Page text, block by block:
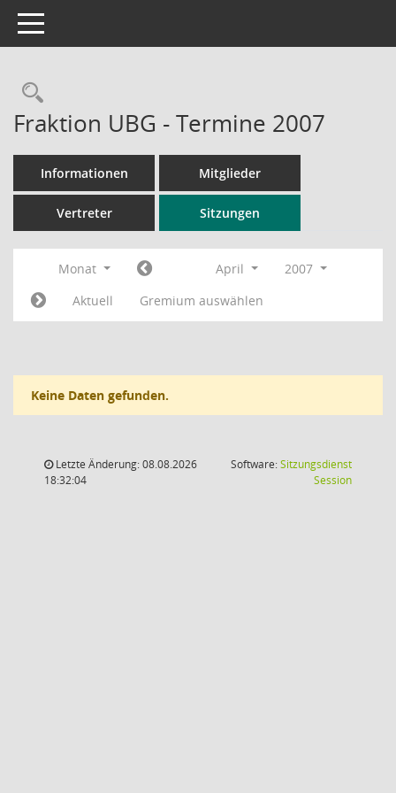
Toggle navigation
Rechercheauswahl
Fraktion UBG - Termine 2007
Informationen Mitglieder
Vertreter Sitzungen
Monat April
2007
Aktuell
Gremium auswählen
Keine Daten gefunden.
Letzte Änderung: 08.08.2026
18:32:04
Software:Sitzungsdienst
Session(Wird in